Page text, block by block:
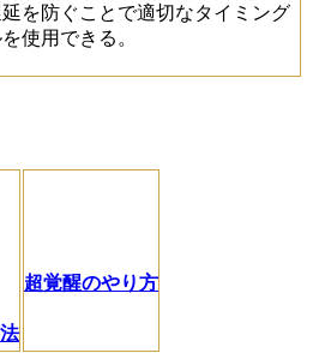
を防ぐことで適切なタイミング
使用できる。
超覚醒のやり方